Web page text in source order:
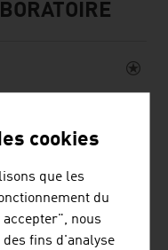
cookies
que les
du
accepter", nous
fins d'analyse